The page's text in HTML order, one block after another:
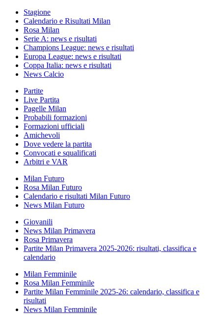
Stagione
Calendario e Risultati Milan
Rosa Milan
Serie A: news e risultati
Champions League: news e risultati
Europa League: news e risultati
Coppa Italia: news e risultati
News Calcio
Partite
Live Partita
Pagelle Milan
Probabili formazioni
Formazioni ufficiali
Amichevoli
Dove vedere la partita
Convocati e squalificati
Arbitri e VAR
Milan Futuro
Rosa Milan Futuro
Calendario e risultati Milan Futuro
News Milan Futuro
Giovanili
News Milan Primavera
Rosa Primavera
Partite Milan Primavera 2025-2026: risultati, classifica e
calendario
Milan Femminile
Rosa Milan Femminile
Partite Milan Femminile 2025-26: calendario, classifica e
risultati
News Milan Femminile